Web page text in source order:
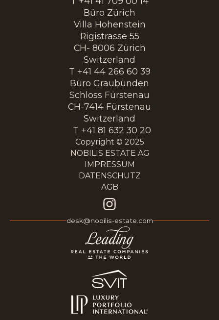
Copyright © 2025
NOBILIS ESTATE AG
IMPRESSUM
DATENSCHUTZ
AGB
Büro Zürich
Villa Hohenstein
Rigistrasse 55
CH- 8006 Zürich
Switzerland
T +41 44 266 60 39
Büro Graubünden
Schloss Fürstenau
CH-7414 Fürstenau
Switzerland
T +41 81 632 30 20
desk@nobilis-estate.com